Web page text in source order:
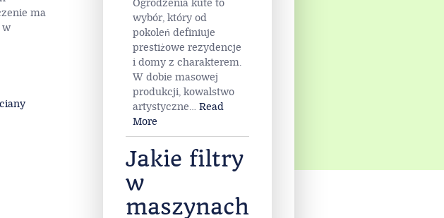
straty
sięgają
ma
Ogrodzenia kute to
pokoleń definiuje
prestiżowe rezydencje
i domy z charakterem.
W dobie masowej
produkcji, kowalstwo